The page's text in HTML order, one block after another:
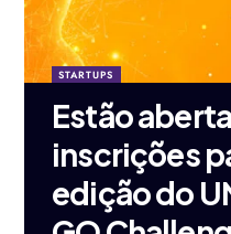
STARTUPS
Estão
inscrições
edição do